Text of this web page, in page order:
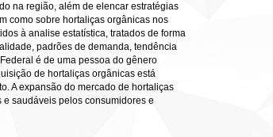
na região, além de elencar estratégias
como sobre hortaliças orgânicas nos
à analise estatística, tratados de forma
padrões de demanda, tendência
é de uma pessoa do gênero
de hortaliças orgânicas está
A expansão do mercado de hortaliças
saudáveis pelos consumidores e